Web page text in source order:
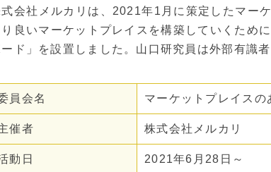
会社メルカリは、2021年1⽉に策定したマー
り良いマーケットプレイスを構築していくため
ード」を設置しました。山口研究員は外部有識
員会名 マーケットプレイスの
催者 株式会社メルカリ
動日 2021年6月28日～